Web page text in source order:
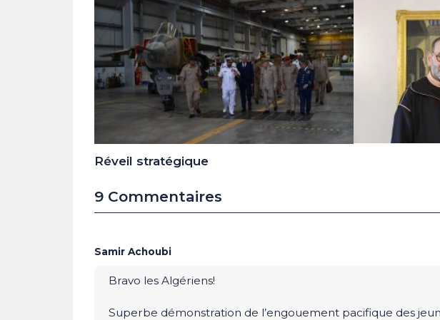
Réveil stratégique
9 Commentaires
Samir Achoubi
Bravo les Algériens!
Superbe démonstration de l’engouement pacifique des